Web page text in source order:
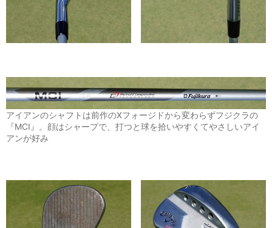
アイアンのシャフトは前作のXフォージドから変わらずフジクラの
『MCI』。顔はシャープで、打つと球を拾いやすくてやさしいアイ
アンが好み